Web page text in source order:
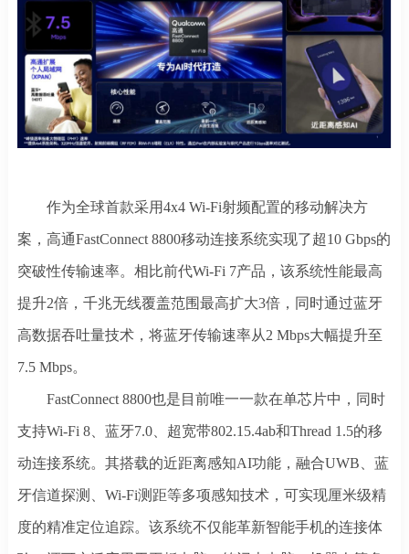
作为全球首款采用4x4 Wi-Fi射频配置的移动解决方
案，高通FastConnect 8800移动连接系统实现了超10 Gbps的
突破性传输速率。相比前代Wi-Fi 7产品，该系统性能最高
提升2倍，千兆无线覆盖范围最高扩大3倍，同时通过蓝牙
高数据吞吐量技术，将蓝牙传输速率从2 Mbps大幅提升至
7.5 Mbps。
FastConnect 8800也是目前唯一一款在单芯片中，同时
支持Wi-Fi 8、蓝牙7.0、超宽带802.15.4ab和Thread 1.5的移
动连接系统。其搭载的近距离感知AI功能，融合UWB、蓝
牙信道探测、Wi-Fi测距等多项感知技术，可实现厘米级精
度的精准定位追踪。该系统不仅能革新智能手机的连接体